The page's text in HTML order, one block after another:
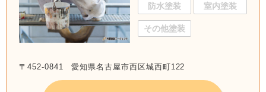
防水塗装 室内塗装
その他塗装
〒452-0841 愛知県名古屋市西区城西町122